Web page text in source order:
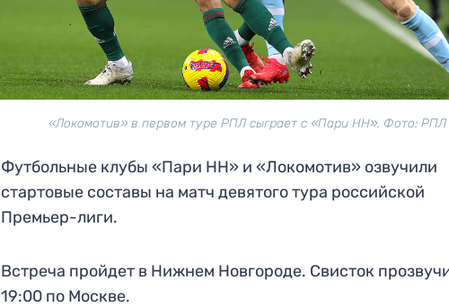
«Локомотив» в первом туре РПЛ сыграет с «Пари НН». Фото: РПЛ
Футбольные клубы «Пари НН» и «Локомотив» озвучили
стартовые составы на матч девятого тура российской
Премьер-лиги.
Встреча пройдет в Нижнем Новгороде. Свисток
19:00 по Москве.